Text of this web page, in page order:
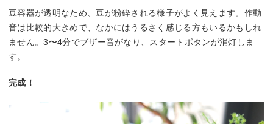
豆容器が透明なため、豆が粉砕される様子がよく見えます。作動
音は比較的大きめで、なかにはうるさく感じる方もいるかもしれ
ません。3〜4分でブザー音がなり、スタートボタンが消灯しま
す。
完成！